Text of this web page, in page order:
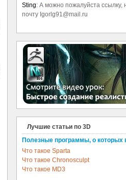
Sting: А можно пожалуйста ссылку,
почту Igorlg91@mail.ru
Лучшие статьи по 3D
Полезные программы, о которых
Что такое Sparta
Что такое Chronosculpt
Что такое MD3